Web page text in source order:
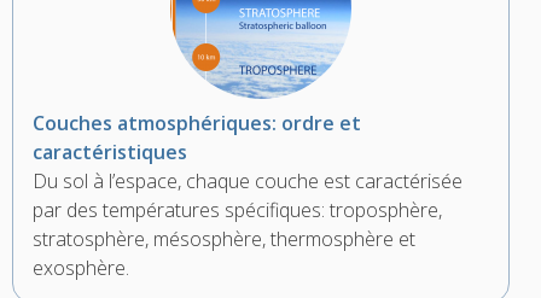
Couches atmosphériques: ordre et
caractéristiques
Du sol à l’espace, chaque couche est caractérisée
par des températures spécifiques: troposphère,
stratosphère, mésosphère, thermosphère et
exosphère.